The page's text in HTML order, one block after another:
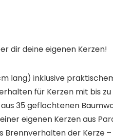
dir deine eigenen Kerzen!
lang) inklusive
für Kerzen mit bis
aus 35 geflochtenen
eigenen Kerzen aus
Brennverhalten der